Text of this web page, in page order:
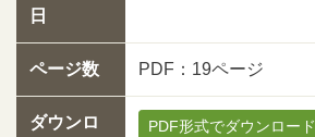
日
ページ数 PDF：19ページ
ダウンロ
PDF形式でダウンロード